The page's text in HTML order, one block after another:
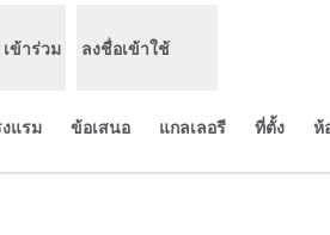
เข้าร่วม ลงชื่อเข้าใช้
แรม ข้อเสนอ แกลเลอรี ที่ตั้ง ห้